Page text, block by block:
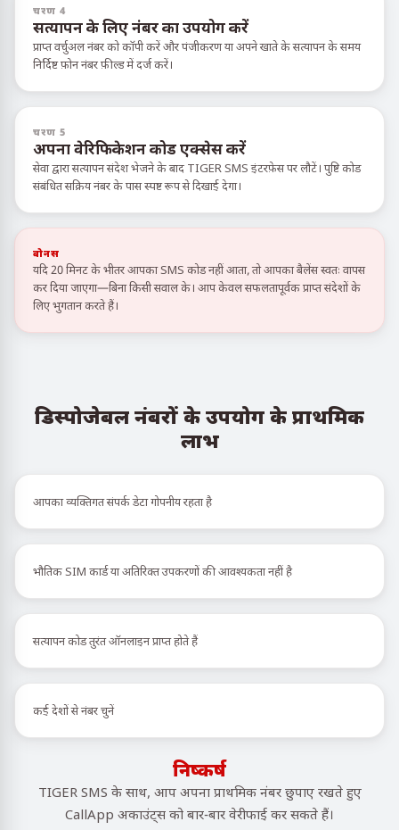
चरण 4
सत्यापन के लिए नंबर का उपयोग करें
प्राप्त वर्चुअल नंबर को कॉपी करें और पंजीकरण या अपने खाते के सत्यापन के समय
निर्दिष्ट फ़ोन नंबर फ़ील्ड में दर्ज करें।
चरण 5
अपना वेरिफिकेशन कोड एक्सेस करें
सेवा द्वारा सत्यापन संदेश भेजने के बाद TIGER SMS इंटरफ़ेस पर लौटें। पुष्टि कोड
संबंधित सक्रिय नंबर के पास स्पष्ट रूप से दिखाई देगा।
बोनस
यदि 20 मिनट के भीतर आपका SMS कोड नहीं आता, तो आपका बैलेंस स्वतः वापस
कर दिया जाएगा—बिना किसी सवाल के। आप केवल सफलतापूर्वक प्राप्त संदेशों के
लिए भुगतान करते हैं।
डिस्पोजेबल नंबरों के उपयोग के प्राथमिक
लाभ
आपका व्यक्तिगत संपर्क डेटा गोपनीय रहता है
भौतिक SIM कार्ड या अतिरिक्त उपकरणों की आवश्यकता नहीं है
सत्यापन कोड तुरंत ऑनलाइन प्राप्त होते हैं
कई देशों से नंबर चुनें
निष्कर्ष
TIGER SMS के साथ, आप अपना प्राथमिक नंबर छुपाए रखते हुए
CallApp अकाउंट्स को बार-बार वेरीफाई कर सकते हैं।